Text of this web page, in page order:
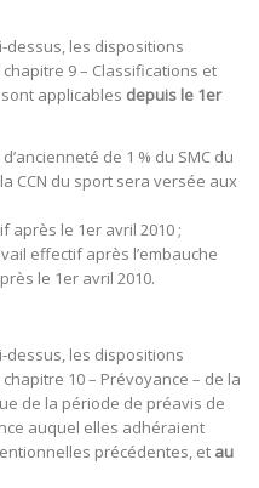
dessus, les dispositions
9 – Classifications et
applicables depuis le 1er
de 1 % du SMC du
CCN du sport sera versée aux
après le 1er avril 2010 ;
effectif après l’embauche
le 1er avril 2010.
dessus, les dispositions
10 – Prévoyance – de la
de la période de préavis de
auquel elles adhéraient
précédentes, et au